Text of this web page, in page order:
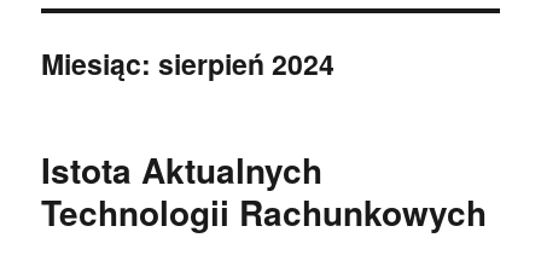
Miesiąc:sierpień 2024
Istota Aktualnych
Technologii Rachunkowych